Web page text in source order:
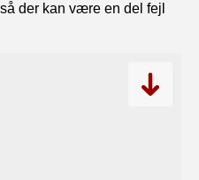
der kan være en del fejl